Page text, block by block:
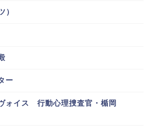
）
ー
ォイス 行動心理捜査官・楯岡